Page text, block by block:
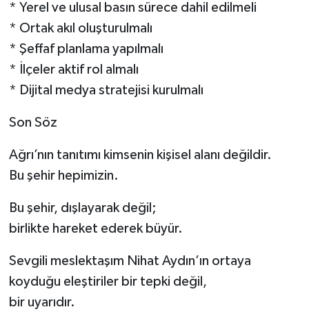
* Yerel ve ulusal basın sürece dahil edilmeli
* Ortak akıl oluşturulmalı
* Şeffaf planlama yapılmalı
* İlçeler aktif rol almalı
* Dijital medya stratejisi kurulmalı
Son Söz
Ağrı’nın tanıtımı kimsenin kişisel alanı değildir.
Bu şehir hepimizin.
Bu şehir, dışlayarak değil;
birlikte hareket ederek büyür.
Sevgili meslektaşım Nihat Aydın’ın ortaya
koyduğu eleştiriler bir tepki değil,
bir uyarıdır.